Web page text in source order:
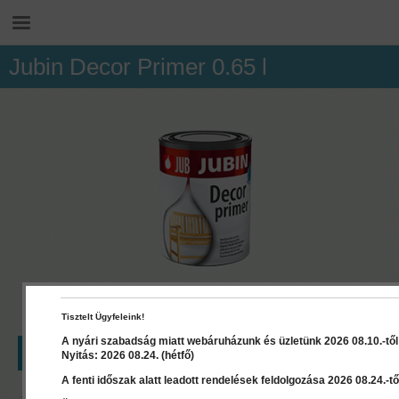
Jubin Decor Primer 0.65 l
LEÍRÁS RÉSZLETEK DOKUMENTUMOK
Tisztelt Ügyfeleink!
A nyári szabadság miatt webáruházunk és üzletünk 2026 08.10.-
Nyitás: 2026 08.24. (hétfő)
A fenti időszak alatt leadott rendelések feldolgozása 2026 08.24.-